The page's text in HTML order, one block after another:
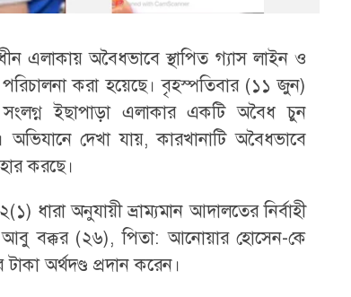
এলাকায় অবৈধভাবে স্থাপিত গ্যাস লাইন ও
করা হয়েছে। বৃহস্পতিবার (১১ জুন)
ইছাপাড়া এলাকার একটি অবৈধ চুন
দেখা যায়, কারখানাটি অবৈধভাবে
করছে।
অনুযায়ী ভ্রাম্যমান আদালতের নির্বাহী
আবু বক্কর (২৬), পিতা: আনোয়ার হোসেন-কে
অর্থদণ্ড প্রদান করেন।